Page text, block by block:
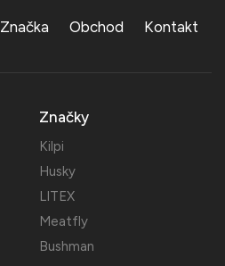
Značka Obchod Kontakt
Značky
Kilpi
Husky
LITEX
Meatfly
Bushman